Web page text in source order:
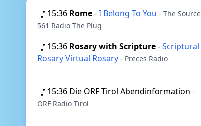
15:36 Rome-I Belong To You - The Source
561 Radio The Plug
15:36 Rosary with Scripture-Scriptural
Rosary Virtual Rosary - Preces Radio
15:36 Die ORF Tirol Abendinformation -
ORF Radio Tirol